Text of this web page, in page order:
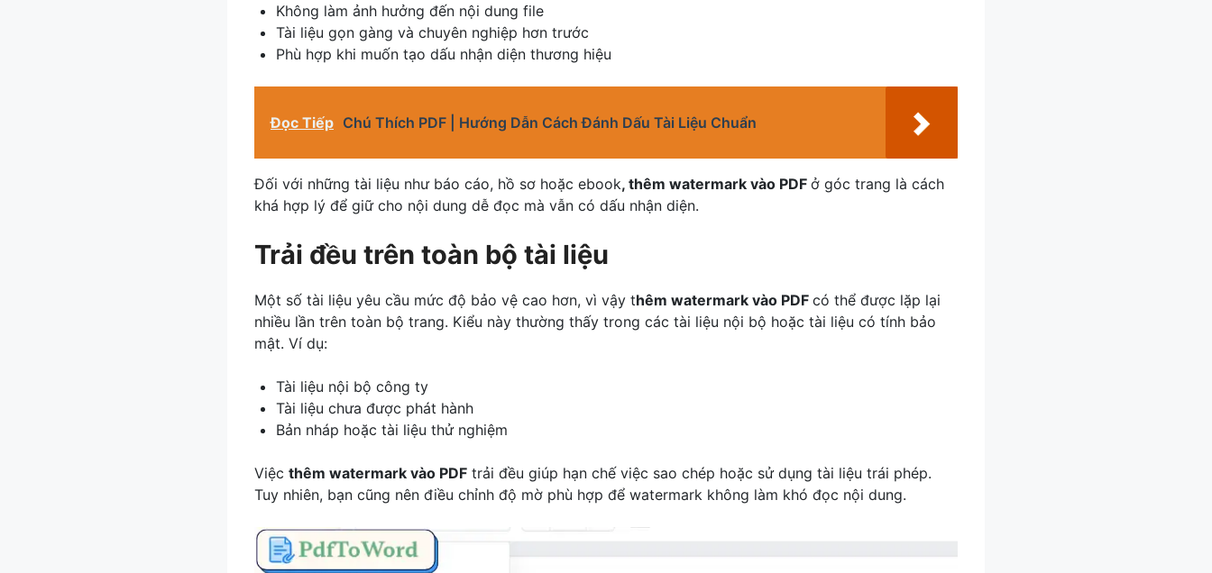
Không làm ảnh hưởng đến nội dung file
Tài liệu gọn gàng và chuyên nghiệp hơn trước
Phù hợp khi muốn tạo dấu nhận diện thương hiệu
Đọc Tiếp Chú Thích PDF | Hướng Dẫn Cách Đánh Dấu Tài Liệu Chuẩn
Đối với những tài liệu như báo cáo, hồ sơ hoặc ebook, thêm watermark vào PDF ở góc trang là cách
khá hợp lý để giữ cho nội dung dễ đọc mà vẫn có dấu nhận diện.
Trải đều trên toàn bộ tài liệu
Một số tài liệu yêu cầu mức độ bảo vệ cao hơn, vì vậy thêm watermark vào PDF có thể được lặp lại
nhiều lần trên toàn bộ trang. Kiểu này thường thấy trong các tài liệu nội bộ hoặc tài liệu có tính bảo
mật. Ví dụ:
Tài liệu nội bộ công ty
Tài liệu chưa được phát hành
Bản nháp hoặc tài liệu thử nghiệm
Việc thêm watermark vào PDF trải đều giúp hạn chế việc sao chép hoặc sử dụng tài liệu trái phép.
Tuy nhiên, bạn cũng nên điều chỉnh độ mờ phù hợp để watermark không làm khó đọc nội dung.